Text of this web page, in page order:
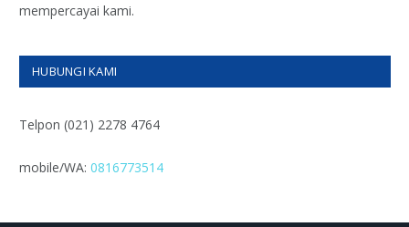
mempercayai kami.
HUBUNGI KAMI
Telpon (021) 2278 4764
mobile/WA: 0816773514